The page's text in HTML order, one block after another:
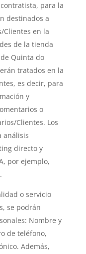
para la
destinados a
Clientes en la
de la tienda
Quinta do
tratados en la
es decir, para
y
o
Clientes. Los
análisis
directo y
por ejemplo,
o servicio
se podrán
Nombre y
de teléfono,
Además,